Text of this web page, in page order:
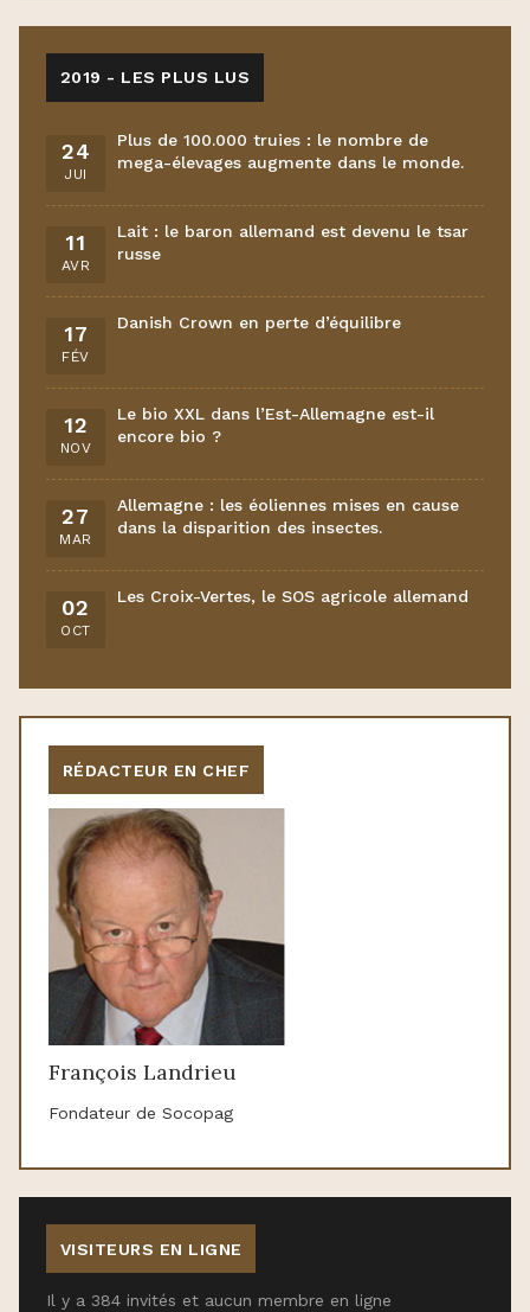
2019 - LES PLUS LUS
24
JUI
Plus de 100.000 truies : le nombre de
mega-élevages augmente dans le monde.
11
AVR
Lait : le baron allemand est devenu le tsar
russe
17
FÉV
Danish Crown en perte d’équilibre
12
NOV
Le bio XXL dans l’Est-Allemagne est-il
encore bio ?
27
MAR
Allemagne : les éoliennes mises en cause
dans la disparition des insectes.
02
OCT
Les Croix-Vertes, le SOS agricole allemand
RÉDACTEUR EN CHEF
François Landrieu
Fondateur de Socopag
VISITEURS EN LIGNE
Il y a 384 invités et aucun membre en ligne